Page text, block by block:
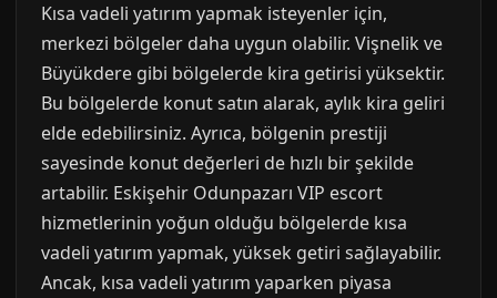
Kısa vadeli yatırım yapmak isteyenler için,
merkezi bölgeler daha uygun olabilir. Vişnelik ve
Büyükdere gibi bölgelerde kira getirisi yüksektir.
Bu bölgelerde konut satın alarak, aylık kira geliri
elde edebilirsiniz. Ayrıca, bölgenin prestiji
sayesinde konut değerleri de hızlı bir şekilde
artabilir. Eskişehir Odunpazarı VIP escort
hizmetlerinin yoğun olduğu bölgelerde kısa
vadeli yatırım yapmak, yüksek getiri sağlayabilir.
Ancak, kısa vadeli yatırım yaparken piyasa